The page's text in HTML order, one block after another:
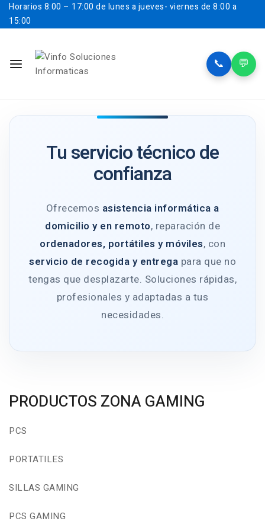
Horarios 8:00 – 17:00 de lunes a jueves- viernes de 8:00 a
15:00
📞 💬
Tu servicio técnico de
confianza
Ofrecemos asistencia informática a
domicilio y en remoto, reparación de
ordenadores, portátiles y móviles, con
servicio de recogida y entrega para que no
tengas que desplazarte. Soluciones rápidas,
profesionales y adaptadas a tus
necesidades.
PRODUCTOS ZONA GAMING
PCS
PORTATILES
SILLAS GAMING
PCS GAMING